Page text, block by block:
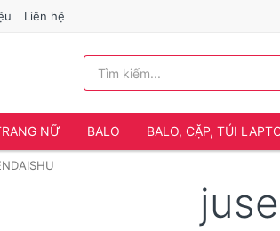
Liên hệ
NỮ BALO BALO, CẶP, TÚI